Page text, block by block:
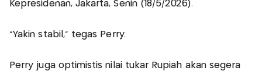
Kepresidenan, Jakarta, Senin (18/5/2026).
“Yakin stabil,” tegas Perry.
Perry juga optimistis nilai tukar Rupiah akan segera